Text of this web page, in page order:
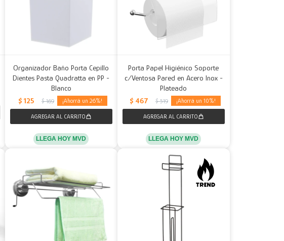
Organizador Baño Porta Cepillo
Dientes Pasta Quadratta en PP -
Blanco
$ 125 $ 169 26
LLEGA HOY MVD
Porta Papel Higiénico Soporte
c/Ventosa Pared en Acero Inox -
Plateado
$ 467 $ 519 10
LLEGA HOY MVD